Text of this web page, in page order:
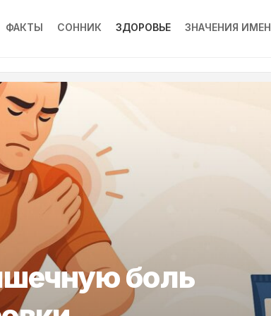
ФАКТЫ СОННИК ЗДОРОВЬЕ ЗНАЧЕНИЯ ИМЕН
боль